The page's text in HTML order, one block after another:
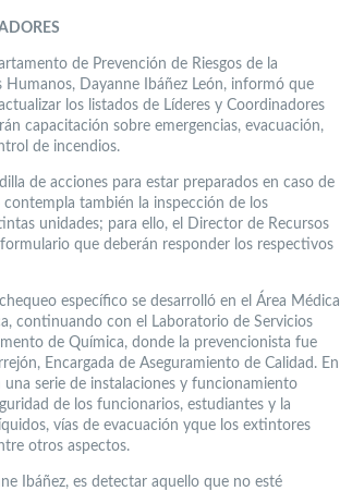
de Prevención de Riesgos de la
Humanos, Dayanne Ibáñez León, informó que
los listados de Líderes y Coordinadores
capacitación sobre emergencias, evacuación,
de incendios.
de acciones para estar preparados en caso de
también la inspección de los
unidades; para ello, el Director de Recursos
que deberán responder los respectivos
específico se desarrolló en el Área Médica
continuando con el Laboratorio de Servicios
de Química, donde la prevencionista fue
Encargada de Aseguramiento de Calidad. En
una serie de instalaciones y funcionamiento
de los funcionarios, estudiantes y la
vías de evacuación yque los extintores
otros aspectos.
Ibáñez, es detectar aquello que no esté